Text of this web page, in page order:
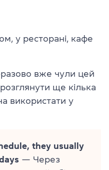
у ресторані, кафе
вже чули цей
ще кілька
використати у
they usually
— Через